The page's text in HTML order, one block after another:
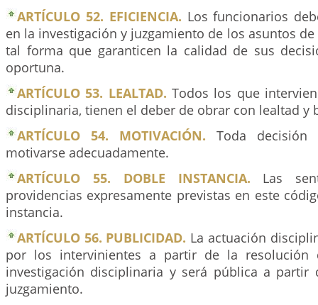
ARTÍCULO 52. EFICIENCIA. Los funcionarios
en la investigación y juzgamiento de los asuntos
tal forma que garanticen la calidad de sus
oportuna.
ARTÍCULO 53. LEALTAD. Todos los que
disciplinaria, tienen el deber de obrar con lealtad y
ARTÍCULO 54. MOTIVACIÓN. Toda decisión
motivarse adecuadamente.
ARTÍCULO 55. DOBLE INSTANCIA. Las
providencias expresamente previstas en este
instancia.
ARTÍCULO 56. PUBLICIDAD. La actuación
por los intervinientes a partir de la resolución
investigación disciplinaria y será pública a partir
juzgamiento.